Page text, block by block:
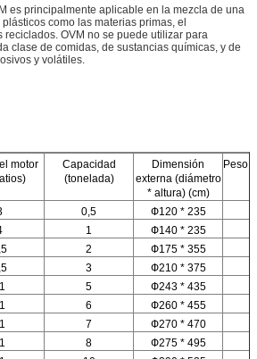
es principalmente aplicable en la mezcla de una
como las materias primas, el
reciclados. OVM no se puede utilizar para
clase de comidas, de sustancias químicas, y de
y volátiles.
motor
Capacidad
(tonelada)
Dimensión
externa (diámetro
* altura) (cm)
Peso
0,5
Ф120 * 235
1
Ф140 * 235
2
Ф175 * 355
3
Ф210 * 375
5 Ф243 * 435
6 Ф260 * 455
7 Ф270 * 470
8 Ф275 * 495